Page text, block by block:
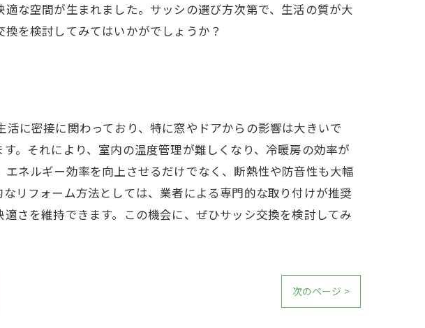
な空間が生まれました。サッシの選び方次第で、生活の質が大
を検討してみてはいかがでしょうか？
に密接に関わっており、特に窓やドアからの影響は大きいで
。それにより、室内の温度管理が難しくなり、冷暖房の効率が
ネルギー効率を向上させるだけでなく、断熱性や防音性も大幅
リフォーム方法としては、業者による専門的な取り付けが推奨
さを維持できます。この機会に、ぜひサッシ交換を検討してみ
次のページ >